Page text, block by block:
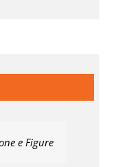
e Figure